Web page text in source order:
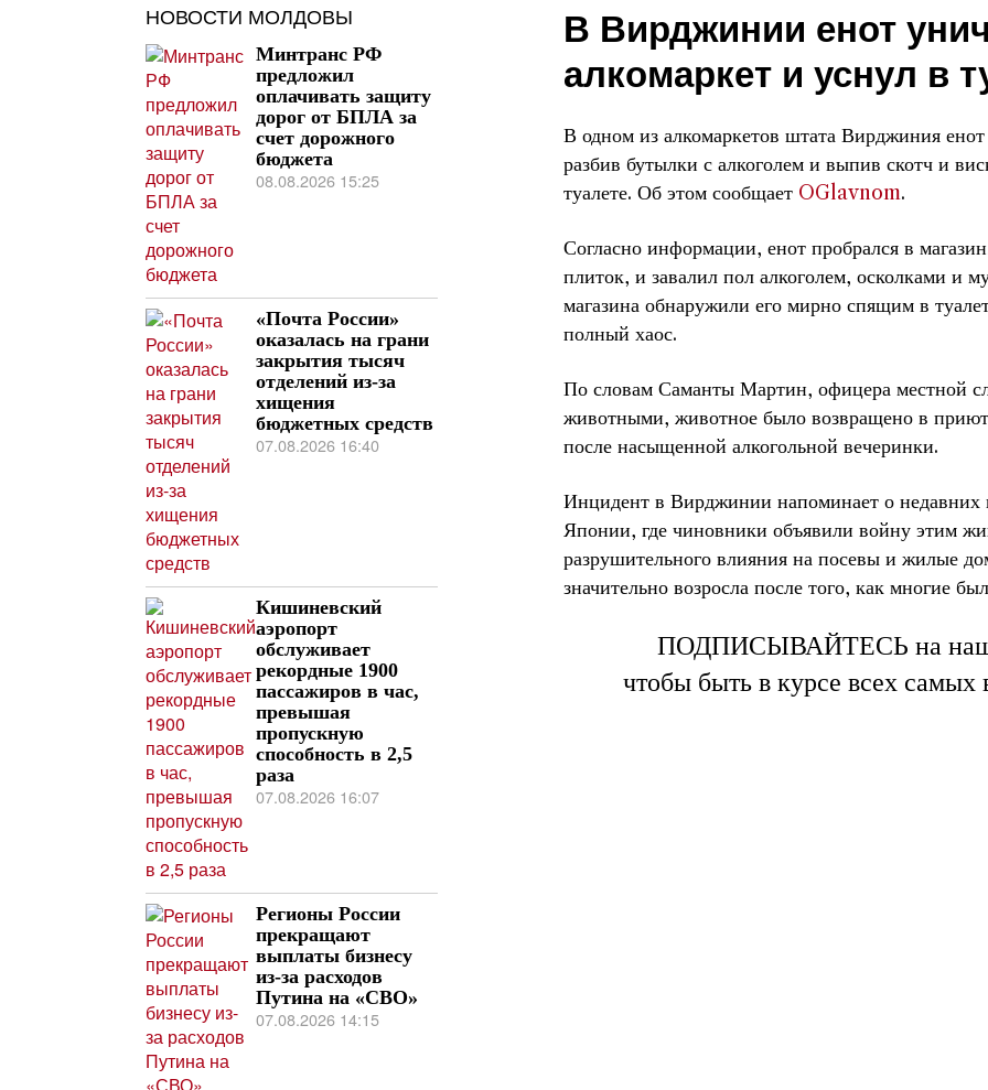
В Вирджинии енот
алкомаркет и уснул в
В одном из алкомаркетов штата Вирджиния
разбив бутылки с алкоголем и выпив скотч и
туалете. Об этом сообщает OGlavnom.
Согласно информации, енот пробрался в
плиток, и завалил пол алкоголем, осколками и
магазина обнаружили его мирно спящим в
полный хаос.
По словам Саманты Мартин, офицера местной
животными, животное было возвращено в
после насыщенной алкогольной вечеринки.
Инцидент в Вирджинии напоминает о недавних
Японии, где чиновники объявили войну этим
разрушительного влияния на посевы и жилые
значительно возросла после того, как многие
ПОДПИСЫВАЙТЕСЬ на
чтобы быть в курсе всех
НОВОСТИ МОЛДОВЫ
Минтранс РФ
предложил
оплачивать защиту
дорог от БПЛА за
счет дорожного
бюджета
08.08.2026 15:25
«Почта России»
оказалась на грани
закрытия тысяч
отделений из-за
хищения
бюджетных средств
07.08.2026 16:40
Кишиневский
аэропорт
обслуживает
рекордные 1900
пассажиров в час,
превышая
пропускную
способность в 2,5
раза
07.08.2026 16:07
Регионы России
прекращают
выплаты бизнесу
из-за расходов
Путина на «СВО»
07.08.2026 14:15